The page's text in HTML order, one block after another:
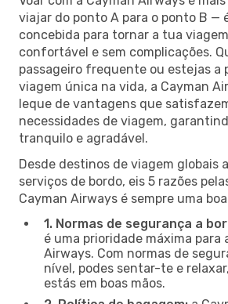
viajar do ponto A para o ponto B —
concebida para tornar a tua
confortável e sem complicações.
passageiro frequente ou estejas a
viagem única na vida, a Cayman
leque de vantagens que
necessidades de viagem,
tranquilo e agradável.
Desde destinos de viagem globais
serviços de bordo, eis 5 razões
Cayman Airways é sempre uma
1. Normas de segurança a
é uma prioridade máxima para
Airways. Com normas de
nível, podes sentar-te e
estás em boas mãos.